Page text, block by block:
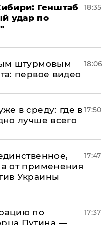
Генштаб
удар по
18:35
штурмовым
первое видео
18:06
в среду: где в
лучше всего
17:50
от применения
Украины
17:47
по
Путина —
17:37